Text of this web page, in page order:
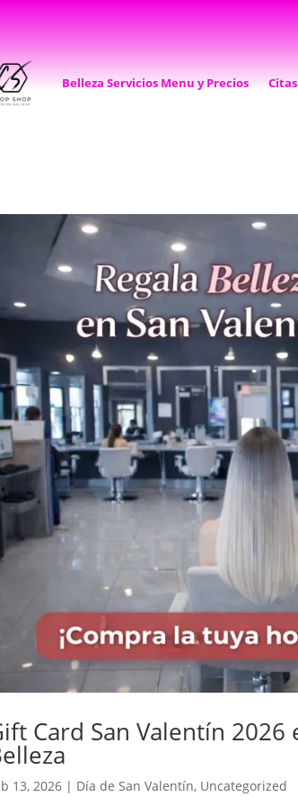
Belleza Servicios Menu y Precios Citas
Card San Valentín
13, 2026 | Día de San Valentín, Uncategorized